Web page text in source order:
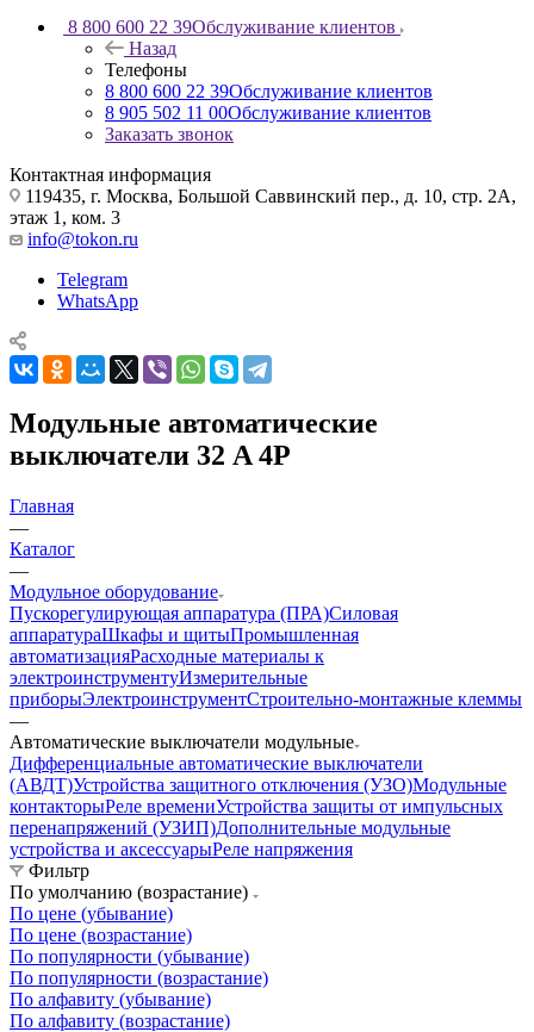
8 800 600 22 39Обслуживание клиентов
Назад
Телефоны
8 800 600 22 39Обслуживание клиентов
8 905 502 11 00Обслуживание клиентов
Заказать звонок
Контактная информация
119435, г. Москва, Большой Саввинский пер., д. 10, стр. 2А,
этаж 1, ком. 3
info@tokon.ru
Telegram
WhatsApp
Модульные автоматические
выключатели 32 A 4P
Главная
—
Каталог
—
Модульное оборудование
Пускорегулирующая аппаратура (ПРА)Силовая
аппаратураШкафы и щитыПромышленная
автоматизацияРасходные материалы к
электроинструментуИзмерительные
приборыЭлектроинструментСтроительно-монтажные клеммы
—
Автоматические выключатели модульные
Дифференциальные автоматические выключатели
(АВДТ)Устройства защитного отключения (УЗО)Модульные
контакторыРеле времениУстройства защиты от импульсных
перенапряжений (УЗИП)Дополнительные модульные
устройства и аксессуарыРеле напряжения
Фильтр
По умолчанию (возрастание)
По цене (убывание)
По цене (возрастание)
По популярности (убывание)
По популярности (возрастание)
По алфавиту (убывание)
По алфавиту (возрастание)